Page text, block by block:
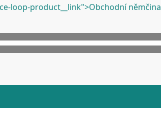
loop-product__link">Obchodní němčina